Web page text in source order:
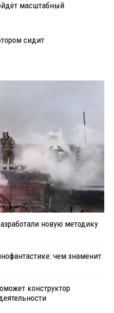
масштабный
сидит
новую методику
чем знаменит
конструктор